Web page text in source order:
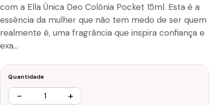
com a Ella Única Deo Colônia Pocket 15ml. Esta é a
essência da mulher que não tem medo de ser quem
realmente é, uma fragrância que inspira confiança e
exa…
Quantidade
− +